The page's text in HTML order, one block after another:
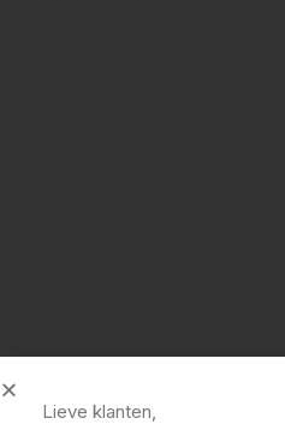
Lieve klanten,